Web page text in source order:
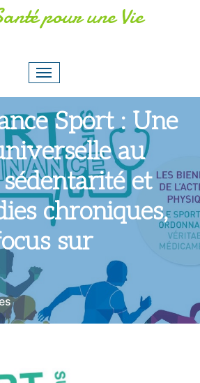
pour une Vie
Sport : Une
au
et
chroniques,
sur